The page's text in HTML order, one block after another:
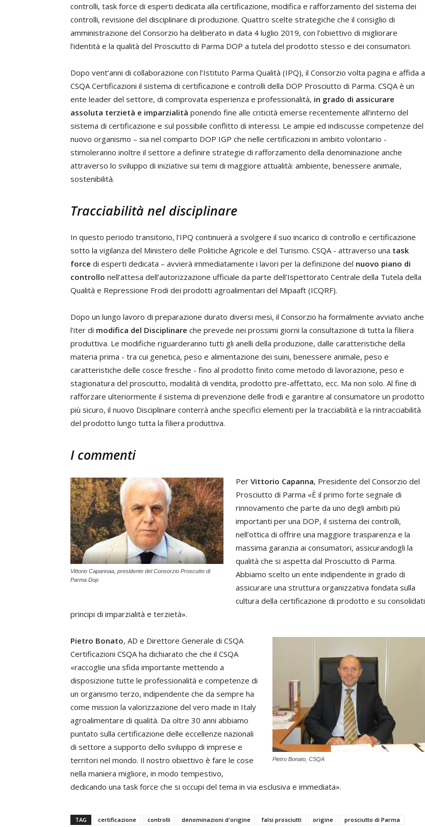
controlli, task force di esperti dedicata alla certificazione, modifica e rafforzamento del sistema dei
controlli, revisione del disciplinare di produzione. Quattro scelte strategiche che il consiglio di
amministrazione del Consorzio ha deliberato in data 4 luglio 2019, con l’obiettivo di migliorare
l’identità e la qualità del Prosciutto di Parma DOP a tutela del prodotto stesso e dei consumatori.
Dopo vent’anni di collaborazione con l’Istituto Parma Qualità (IPQ), il Consorzio volta pagina e affida a
CSQA Certificazioni il sistema di certificazione e controlli della DOP Prosciutto di Parma. CSQA è un
ente leader del settore, di comprovata esperienza e professionalità, in grado di assicurare
assoluta terzietà e imparzialità ponendo fine alle criticità emerse recentemente all’interno del
sistema di certificazione e sul possibile conflitto di interessi. Le ampie ed indiscusse competenze del
nuovo organismo – sia nel comparto DOP IGP che nelle certificazioni in ambito volontario -
stimoleranno inoltre il settore a definire strategie di rafforzamento della denominazione anche
attraverso lo sviluppo di iniziative sui temi di maggiore attualità: ambiente, benessere animale,
sostenibilità.
Tracciabilità nel disciplinare
In questo periodo transitorio, l’IPQ continuerà a svolgere il suo incarico di controllo e certificazione
sotto la vigilanza del Ministero delle Politiche Agricole e del Turismo. CSQA - attraverso una task
force di esperti dedicata – avvierà immediatamente i lavori per la definizione del nuovo piano di
controllo nell’attesa dell’autorizzazione ufficiale da parte dell'Ispettorato Centrale della Tutela della
Qualità e Repressione Frodi dei prodotti agroalimentari del Mipaaft (ICQRF).
Dopo un lungo lavoro di preparazione durato diversi mesi, il Consorzio ha formalmente avviato anche
l’iter di modifica del Disciplinare che prevede nei prossimi giorni la consultazione di tutta la filiera
produttiva. Le modifiche riguarderanno tutti gli anelli della produzione, dalle caratteristiche della
materia prima - tra cui genetica, peso e alimentazione dei suini, benessere animale, peso e
caratteristiche delle cosce fresche - fino al prodotto finito come metodo di lavorazione, peso e
stagionatura del prosciutto, modalità di vendita, prodotto pre-affettato, ecc. Ma non solo. Al fine di
rafforzare ulteriormente il sistema di prevenzione delle frodi e garantire al consumatore un prodotto
più sicuro, il nuovo Disciplinare conterrà anche specifici elementi per la tracciabilità e la rintracciabilità
del prodotto lungo tutta la filiera produttiva.
I commenti
Vittorio Capannaa, presidente del Consorzio Proscutto di
Parma Dop
Per Vittorio Capanna, Presidente del Consorzio del
Prosciutto di Parma «È il primo forte segnale di
rinnovamento che parte da uno degli ambiti più
importanti per una DOP, il sistema dei controlli,
nell’ottica di offrire una maggiore trasparenza e la
massima garanzia ai consumatori, assicurandogli la
qualità che si aspetta dal Prosciutto di Parma.
Abbiamo scelto un ente indipendente in grado di
assicurare una struttura organizzativa fondata sulla
cultura della certificazione di prodotto e su consolidati
principi di imparzialità e terzietà».
Pietro Bonato, CSQA
Pietro Bonato, AD e Direttore Generale di CSQA
Certificazioni CSQA ha dichiarato che che il CSQA
«raccoglie una sfida importante mettendo a
disposizione tutte le professionalità e competenze di
un organismo terzo, indipendente che da sempre ha
come mission la valorizzazione del vero made in Italy
agroalimentare di qualità. Da oltre 30 anni abbiamo
puntato sulla certificazione delle eccellenze nazionali
di settore a supporto dello sviluppo di imprese e
territori nel mondo. Il nostro obiettivo è fare le cose
nella maniera migliore, in modo tempestivo,
dedicando una task force che si occupi del tema in via esclusiva e immediata».
TAG certificazione controlli denominazioni d'origine falsi prosciutti origine prosciutto di Parma